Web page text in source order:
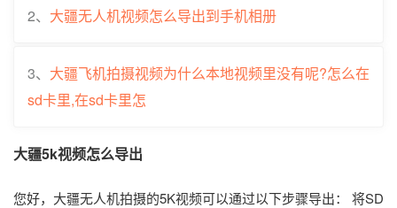
2、 大疆无人机视频怎么导出到手机相册
3、 大疆飞机拍摄视频为什么本地视频里没有呢?怎么在
sd卡里,在sd卡里怎
大疆5k视频怎么导出
您好，大疆无人机拍摄的5K视频可以通过以下步骤导出： 将SD